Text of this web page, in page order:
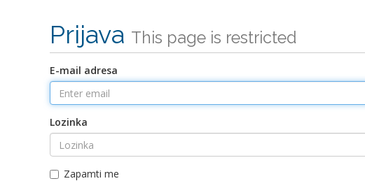
Prijava This page is restricted
E-mail adresa
Lozinka
Zapamti me